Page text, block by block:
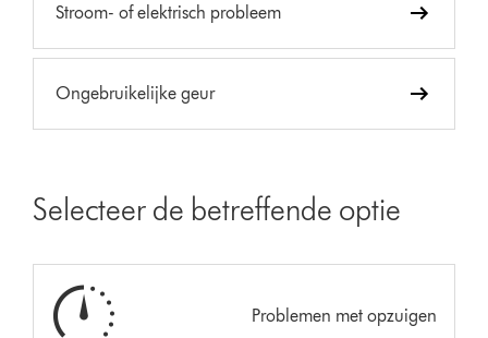
Stroom- of elektrisch probleem
Ongebruikelijke geur
Selecteer de betreffende optie
Problemen met opzuigen